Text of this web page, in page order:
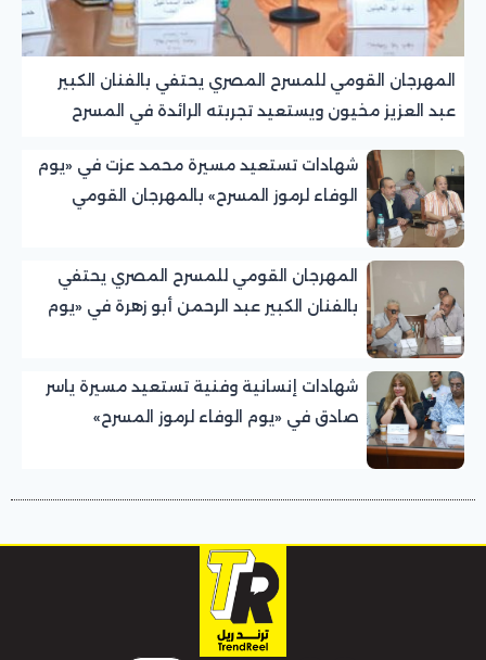
المهرجان القومي للمسرح المصري يحتفي بالفنان الكبير
عبد العزيز مخيون ويستعيد تجربته الرائدة في المسرح
شهادات تستعيد مسيرة محمد عزت في «يوم
الوفاء لرموز المسرح» بالمهرجان القومي
المهرجان القومي للمسرح المصري يحتفي
بالفنان الكبير عبد الرحمن أبو زهرة في «يوم
شهادات إنسانية وفنية تستعيد مسيرة ياسر
صادق في «يوم الوفاء لرموز المسرح»